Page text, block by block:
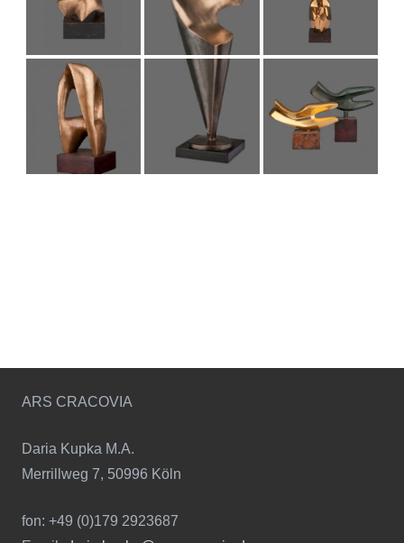
ARS CRACOVIA
Daria Kupka M.A.
Merrillweg 7, 50996 Köln
fon: +49 (0)179 2923687